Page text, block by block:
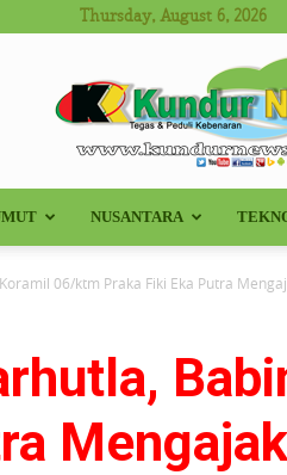
Thursday, August 6, 2026
Kundur
News
NUSANTARA
06/ktm Praka Fiki Eka Putra